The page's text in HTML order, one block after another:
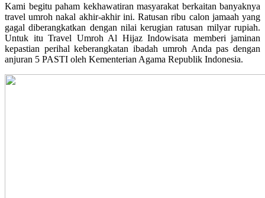
Kami begitu paham kekhawatiran masyarakat berkaitan banyaknya
travel umroh nakal akhir-akhir ini. Ratusan ribu calon jamaah yang
gagal diberangkatkan dengan nilai kerugian ratusan milyar rupiah.
Untuk itu Travel Umroh Al Hijaz Indowisata memberi jaminan
kepastian perihal keberangkatan ibadah umroh Anda pas dengan
anjuran 5 PASTI oleh Kementerian Agama Republik Indonesia.